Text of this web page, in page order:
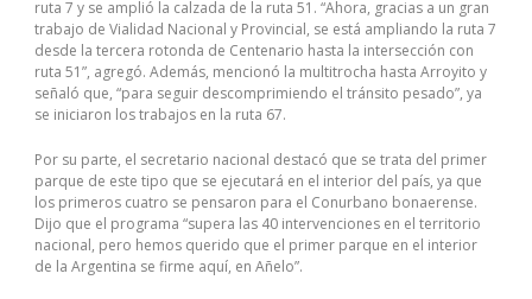
ruta 7 y se amplió la calzada de la ruta 51. “Ahora, gracias a un gran
trabajo de Vialidad Nacional y Provincial, se está ampliando la ruta 7
desde la tercera rotonda de Centenario hasta la intersección con
ruta 51”, agregó. Además, mencionó la multitrocha hasta Arroyito y
señaló que, “para seguir descomprimiendo el tránsito pesado”, ya
se iniciaron los trabajos en la ruta 67.
Por su parte, el secretario nacional destacó que se trata del primer
parque de este tipo que se ejecutará en el interior del país, ya que
los primeros cuatro se pensaron para el Conurbano bonaerense.
Dijo que el programa “supera las 40 intervenciones en el territorio
nacional, pero hemos querido que el primer parque en el interior
de la Argentina se firme aquí, en Añelo”.